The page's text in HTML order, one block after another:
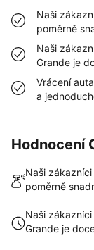
Naši
poměrně
Naši
Grande je
Vrácení
a
Hodnocení
Naši
poměrně
Naši
Grande je